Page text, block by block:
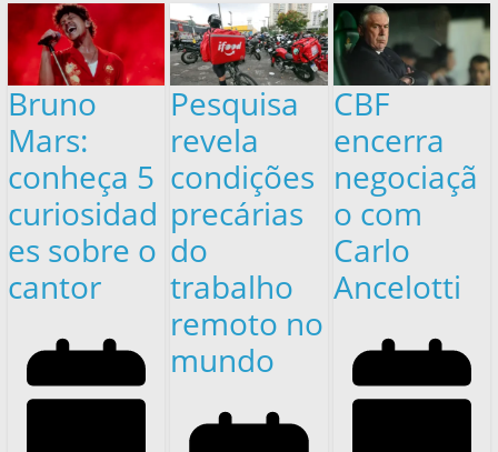
Bruno
Mars:
conheça 5
curiosidad
es sobre o
cantor
Pesquisa
revela
condições
precárias
do
trabalho
remoto no
mundo
CBF
encerra
negociaçã
o com
Carlo
Ancelotti